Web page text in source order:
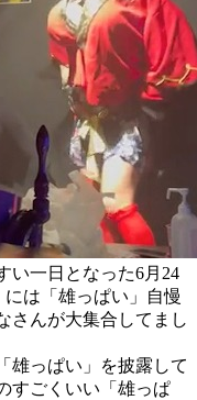
い一日となった6月24
には「雄っぱい」自慢
さんが大集合してまし
雄っぱい」を披露して
すごくいい「雄っぱ